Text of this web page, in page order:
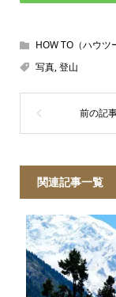
HOW TO（ハウツ
写真,登山
関連記事一覧